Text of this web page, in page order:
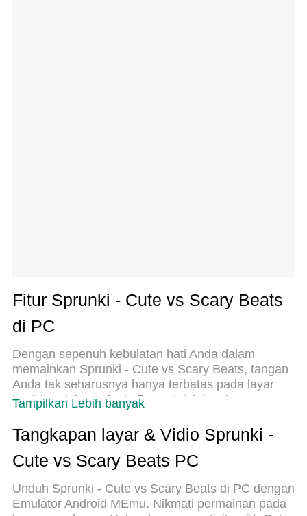
Fitur Sprunki - Cute vs Scary Beats
di PC
Dengan sepenuh kebulatan hati Anda dalam
memainkan Sprunki - Cute vs Scary Beats, tangan
Anda tak seharusnya hanya terbatas pada layar
kecil handphone Anda.Bermainlah layaknya
seorang profesional dan dapatkan kendali penuh
dalam permainan Anda dengan papan ketik dan
tetikus.MEmu menawarkan seluruh hal yang Anda
harapkan.Unduh dan mainkan Sprunki - Cute vs
Anda inginkan, tanpa keterbatasan dari baterai,
data seluler dan panggilan yang
Tampilkan Lebih banyak
Tangkapan layar & Vidio Sprunki -
Cute vs Scary Beats PC
Unduh Sprunki - Cute vs Scary Beats di PC dengan
Emulator Android MEmu. Nikmati permainan pada